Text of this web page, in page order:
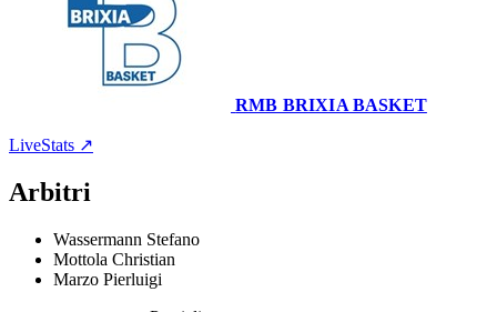
RMB BRIXIA BASKET
LiveStats ↗
Arbitri
Wassermann Stefano
Mottola Christian
Marzo Pierluigi